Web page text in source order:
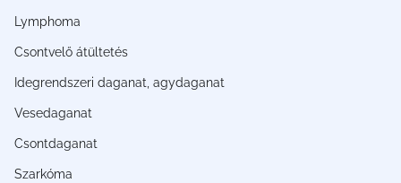
Lymphoma
Csontvelő átültetés
Idegrendszeri daganat, agydaganat
Vesedaganat
Csontdaganat
Szarkóma